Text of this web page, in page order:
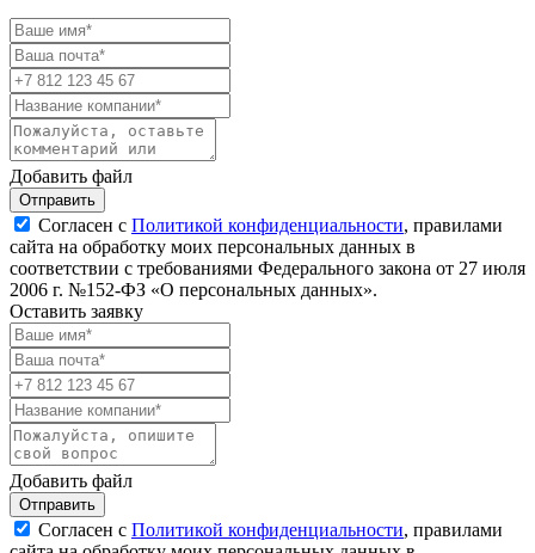
Добавить файл
Отправить
Согласен с Политикой конфиденциальности, правилами
сайта на обработку моих персональных данных в
соответствии с требованиями Федерального закона от 27 июля
2006 г. №152-ФЗ «О персональных данных».
Оставить заявку
Добавить файл
Отправить
Согласен с Политикой конфиденциальности, правилами